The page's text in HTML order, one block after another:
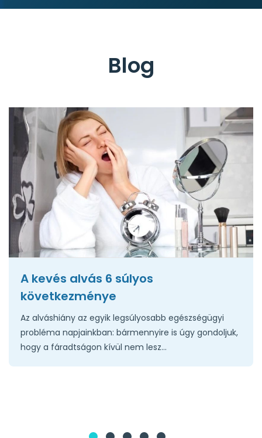
Blog
A kevés alvás 6 súlyos
következménye
Az alváshiány az egyik legsúlyosabb egészségügyi
probléma napjainkban: bármennyire is úgy gondoljuk,
hogy a fáradtságon kívül nem lesz...